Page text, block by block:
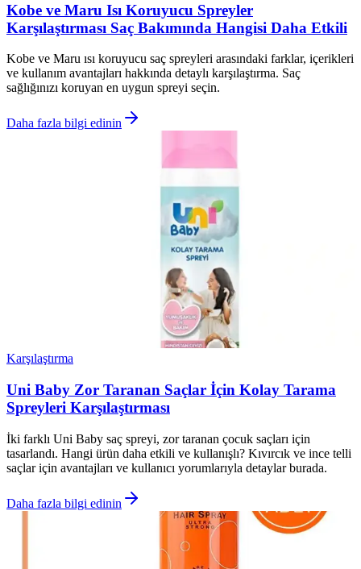
Kobe ve Maru Isı Koruyucu Spreyler
Karşılaştırması Saç Bakımında Hangisi Daha Etkili
Kobe ve Maru ısı koruyucu saç spreyleri arasındaki farklar, içerikleri
ve kullanım avantajları hakkında detaylı karşılaştırma. Saç
sağlığınızı koruyan en uygun spreyi seçin.
Daha fazla bilgi edinin
Karşılaştırma
Uni Baby Zor Taranan Saçlar İçin Kolay Tarama
Spreyleri Karşılaştırması
İki farklı Uni Baby saç spreyi, zor taranan çocuk saçları için
tasarlandı. Hangi ürün daha etkili ve kullanışlı? Kıvırcık ve ince telli
saçlar için avantajları ve kullanıcı yorumlarıyla detaylar burada.
Daha fazla bilgi edinin